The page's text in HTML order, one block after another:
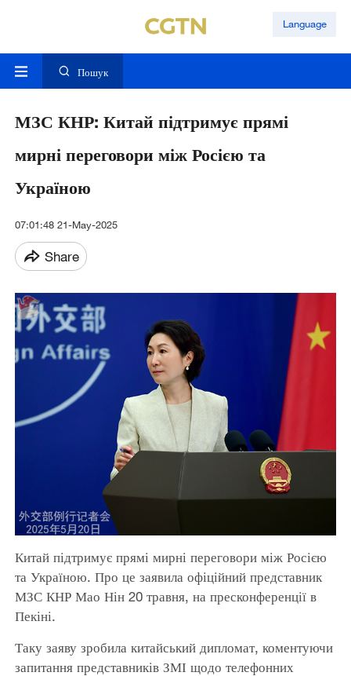
Language
Пошук
МЗС КНР: Китай підтримує прямі
мирні переговори між Росією та
Україною
07:01:48 21-May-2025
Share
Китай підтримує прямі мирні переговори між Росією
та Україною. Про це заявила офіційний представник
МЗС КНР Мао Нін 20 травня, на пресконференції в
Пекіні.
Таку заяву зробила китайський дипломат, коментуючи
запитання представників ЗМІ щодо телефонних